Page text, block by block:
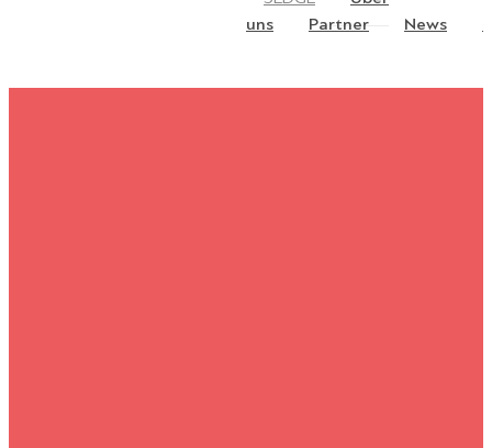
uns
Partner News